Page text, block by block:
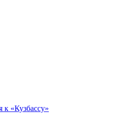
«Кузбассу»